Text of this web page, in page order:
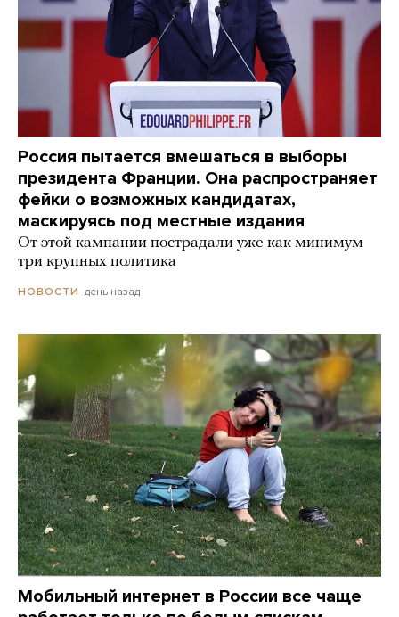
Россия пытается вмешаться в выборы
президента Франции. Она распространяет
фейки о возможных кандидатах,
маскируясь под местные издания
От этой кампании пострадали уже как минимум
три крупных политика
НОВОСТИ день назад
Мобильный интернет в России все чаще